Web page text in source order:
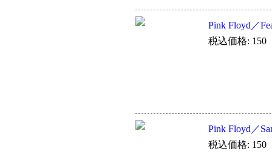
Pink Floyd／
税込価格: 150
Pink Floyd／
税込価格: 150